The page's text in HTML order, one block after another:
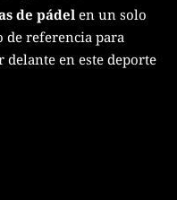
de pádel en un solo
de referencia para
en este deporte